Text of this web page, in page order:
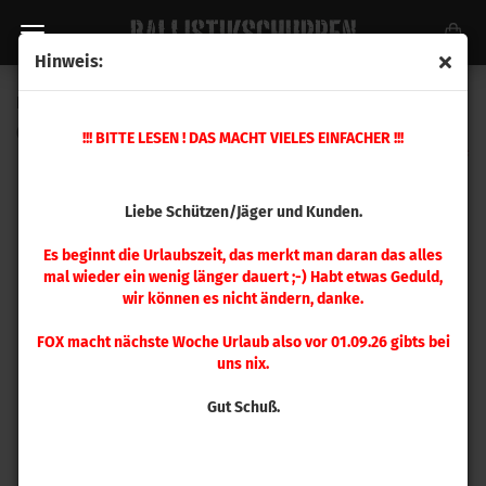
Hinweis:
!!! BITTE LESEN ! DAS MACHT VIELES EINFACHER !!!
Liebe Schützen/Jäger und Kunden.
Es beginnt die Urlaubszeit, das merkt man daran das alles
mal wieder ein wenig länger dauert ;-) Habt etwas Geduld,
wir können es nicht ändern, danke.
FOX macht nächste Woche Urlaub also vor 01.09.26 gibts bei
uns nix.
Gut Schuß.
050171)